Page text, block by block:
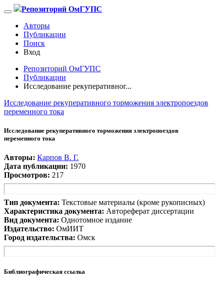
Репозиторий ОмГУПС
Авторы
Публикации
Поиск
Вход
Репозиторий ОмГУПС
Публикации
Исследование рекуперативног...
Исследование рекуперативного торможения электропоездов
переменного тока
Исследование рекуперативного торможения электропоездов
переменного тока
Авторы: Карпов В. Г.
Дата публикации: 1970
Просмотров: 217
Тип документа: Текстовые материалы (кроме рукописных)
Характеристика документа: Автореферат диссертации
Вид документа: Однотомное издание
Издательство: ОмИИТ
Город издательства: Омск
Библиографическая ссылка